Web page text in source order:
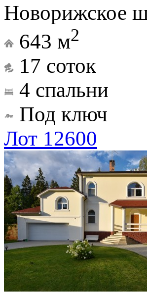
Новорижское
643 м2
17 соток
4 спальни
Под ключ
Лот 12600